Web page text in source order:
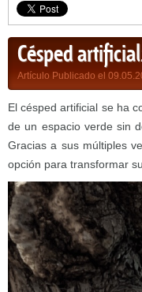
Césped
Artículo Publicado el
El césped artificial se ha
de un espacio verde sin
Gracias a sus múltiples
opción para transformar